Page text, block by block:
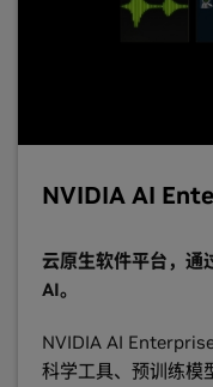
NVIDIA AI
云原生软件平台，通
AI。
NVIDIA AI
科学工具、预训练模